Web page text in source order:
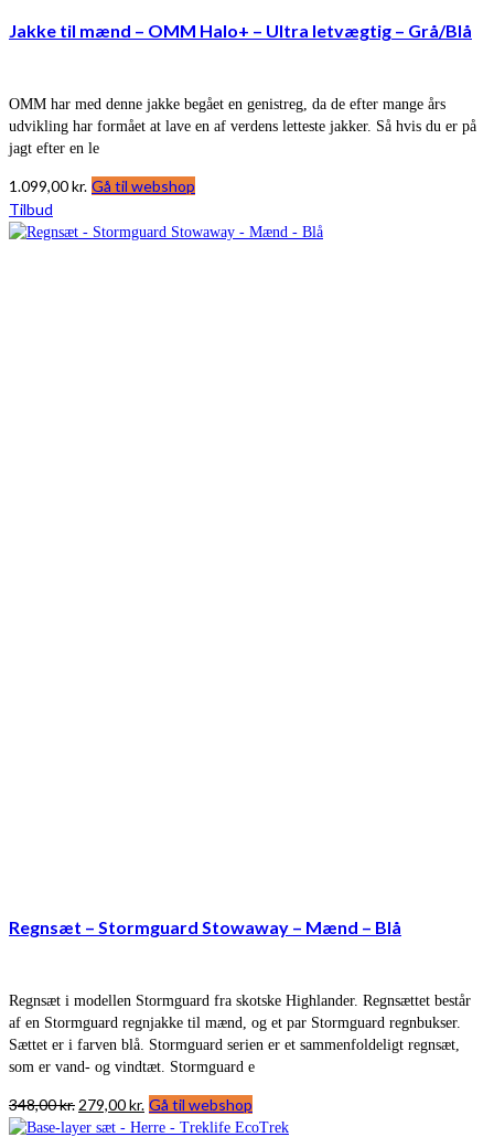
Jakke til mænd – OMM Halo+ – Ultra letvægtig – Grå/Blå
OMM har med denne jakke begået en genistreg, da de efter mange års
udvikling har formået at lave en af verdens letteste jakker. Så hvis du er på
jagt efter en le
1.099,00kr. Gå til webshop
Tilbud
Regnsæt – Stormguard Stowaway – Mænd – Blå
Regnsæt i modellen Stormguard fra skotske Highlander. Regnsættet består
af en Stormguard regnjakke til mænd, og et par Stormguard regnbukser.
Sættet er i farven blå. Stormguard serien er et sammenfoldeligt regnsæt,
som er vand- og vindtæt. Stormguard e
348,00kr. Den
oprindelige
279,00kr. Den
aktuelle
Gå til webshop